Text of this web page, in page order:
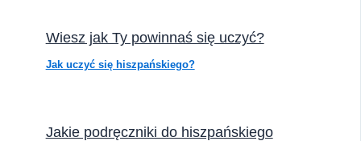
Wiesz jak Ty powinnaś się uczyć?
Jak uczyć się hiszpańskiego?
Jakie podręczniki do hiszpańskiego